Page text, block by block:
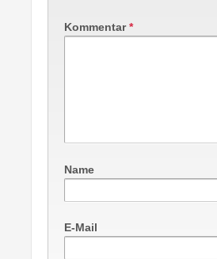
Kommentar*
Name
E-Mail